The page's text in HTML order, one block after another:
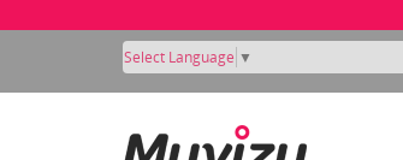
Select Language ▼